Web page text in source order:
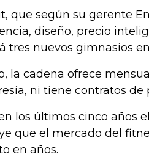
que según su gerente
diseño, precio
tres nuevos gimnasios
la cadena ofrece
ni tiene contratos de
los últimos cinco años
que el mercado del
en años.